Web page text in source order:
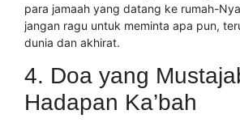
para jamaah yang datang ke rumah-
jangan ragu untuk meminta apa pun,
dunia dan akhirat.
4. Doa yang
Hadapan Ka’bah